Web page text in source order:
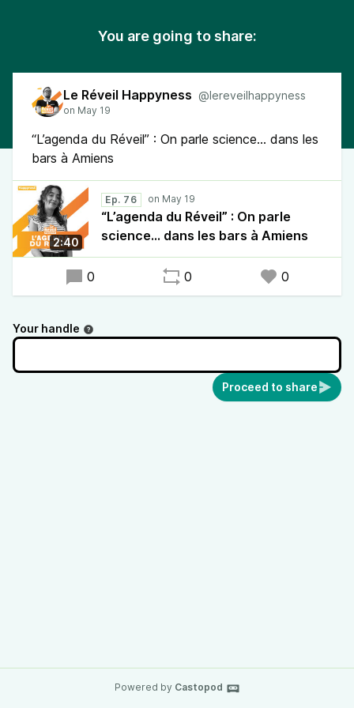
You are going to share:
Le Réveil Happyness @lereveilhappyness
“L’agenda du Réveil” : On parle science... dans les
bars à Amiens
2:40
Ep. 76
“L’agenda du Réveil” : On parle
science... dans les bars à Amiens
0 0 0
Your handle
Proceed to share
Powered by Castopod